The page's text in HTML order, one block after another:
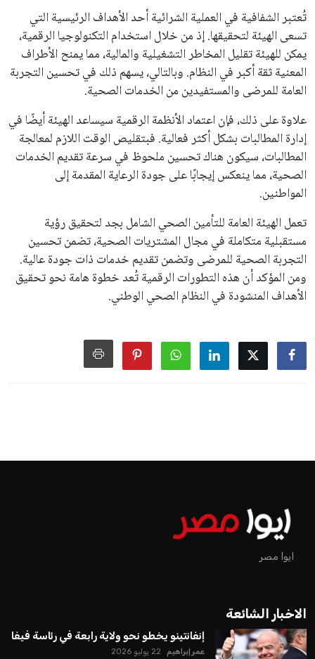
تُعتبر الشفافية في العملية الشرائية أحد الأهداف الرئيسية التي
تسعى الهيئة لتحقيقها. إذ من خلال استخدام التكنولوجيا الرقمية،
يمكن للهيئة تقليل المخاطر التشغيلية والمالية، مما يمنح الأطراف
المعنية ثقة أكبر في النظام. وبالتالي، يسهم ذلك في تحسين التجربة
العامة للمرضى والمستفيدين من الخدمات الصحية.
علاوة على ذلك، فإن اعتماد الأنظمة الرقمية سيساعد الهيئة أيضًا في
إدارة المطالبات بشكل أكثر فعالية. فبتقليص الوقت اللازم لمعالجة
المطالبات، سيكون هناك تحسين ملحوظ في سرعة تقديم الخدمات
الصحية، مما ينعكس إيجابًا على جودة الرعاية المقدمة إلى
المواطنين.
تعمل الهيئة العامة للتأمين الصحي الشامل بجد لتحقيق رؤية
مستقبلية متكاملة في مجال المشتريات الصحية، تضمن تحسين
التجربة الصحية للمرضى وتضمن تقديم خدمات ذات جودة عالية.
ومن المؤكد أن هذه التطورات الرقمية تُعد خطوة هامة نحو تحقيق
الأهداف المنشودة في النظام الصحي الوطني.
ايوا مصر
الاخبار الشائعة
إنفانتينو يخطو نحو ولاية رابعة في رئاسة فيفا
عمر إبراهيم 22 يوليو 2026